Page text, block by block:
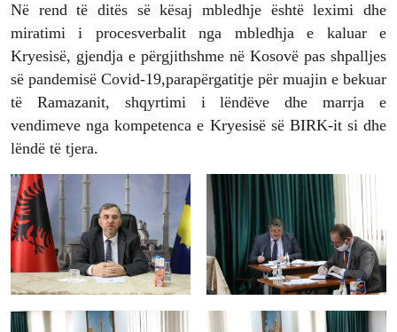
Në rend të ditës së kësaj mbledhje është leximi dhe
miratimi i procesverbalit nga mbledhja e kaluar e
Kryesisë, gjendja e përgjithshme në Kosovë pas shpalljes
së pandemisë Covid-19,parapërgatitje për muajin e bekuar
të Ramazanit, shqyrtimi i lëndëve dhe marrja e
vendimeve nga kompetenca e Kryesisë së BIRK-it si dhe
lëndë të tjera.